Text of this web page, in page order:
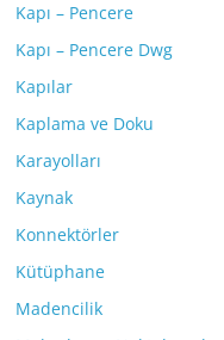
Kapı – Pencere
Kapı – Pencere Dwg
Kapılar
Kaplama ve Doku
Karayolları
Kaynak
Konnektörler
Kütüphane
Madencilik